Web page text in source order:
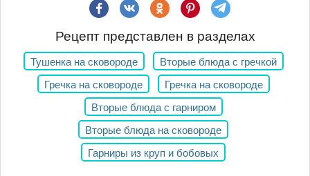
Рецепт представлен в разделах
Тушенка на сковороде
Вторые блюда с гречкой
Гречка на сковороде
Гречка на сковороде
Вторые блюда с гарниром
Вторые блюда на сковороде
Гарниры из круп и бобовых